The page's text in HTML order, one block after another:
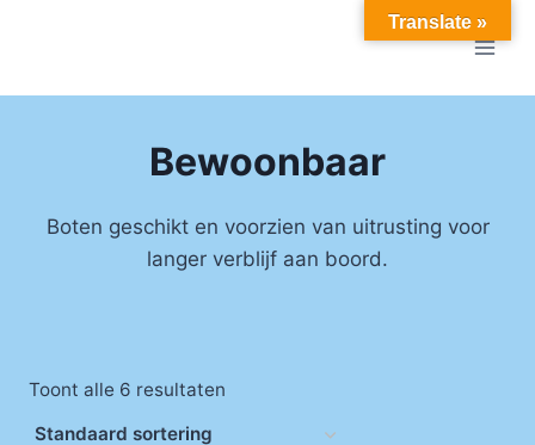
Bewoonbaar
Boten geschikt en voorzien van uitrusting voor
langer verblijf aan boord.
Toont alle 6 resultaten
Translate »